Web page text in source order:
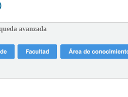
avanzada